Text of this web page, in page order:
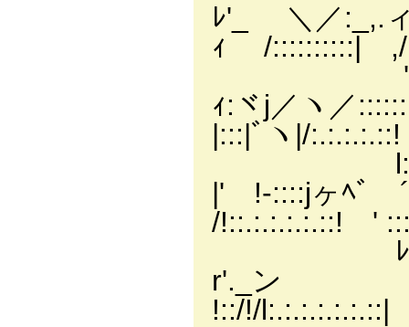
ﾚ'_ ＼／:_,.
ｨ /::::::::::| ,/
':::
ｨ:ヾj／ヽ／
|:::|ﾞヽ|/
l::::/
|' !-::::jヶﾍﾞ
/!::.:.:.:.:.::! '
ﾚ' ｲ::::::
r'._ン
!::/!/